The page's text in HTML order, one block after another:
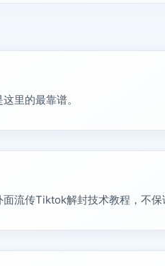
里的最靠谱。
面流传Tiktok解封技术教程，不